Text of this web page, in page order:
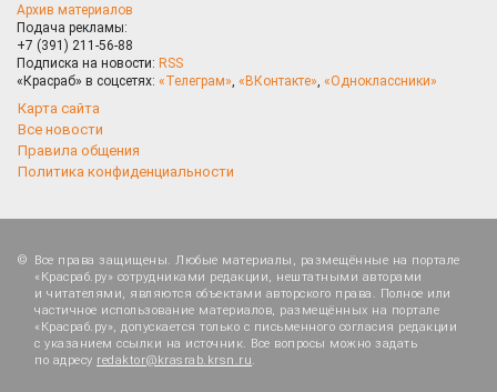
Архив материалов
Подача рекламы:
+7 (391) 211-56-88
Подписка на новости: RSS
«Красраб» в соцсетях: «Телеграм», «ВКонтакте», «Одноклассники»
Карта сайта
Все новости
Правила общения
Политика конфиденциальности
Все права защищены. Любые материалы, размещённые на портале
«Красраб.ру» сотрудниками редакции, нештатными авторами
и читателями, являются объектами авторского права. Полное или
частичное использование материалов, размещённых на портале
«Красраб.ру», допускается только с письменного согласия редакции
с указанием ссылки на источник. Все вопросы можно задать
по адресу redaktor@krasrab.krsn.ru.